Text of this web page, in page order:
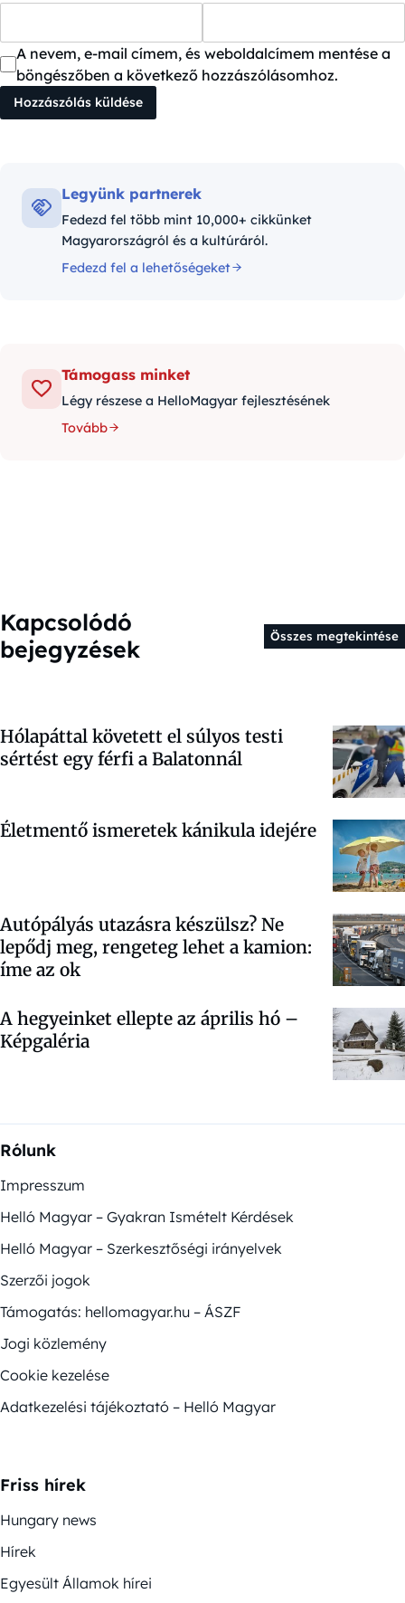
A nevem, e-mail címem, és weboldalcímem mentése a
böngészőben a következő hozzászólásomhoz.
Legyünk partnerek
Fedezd fel több mint 10,000+ cikkünket
Magyarországról és a kultúráról.
Fedezd fel a lehetőségeket
Támogass minket
Légy részese a HelloMagyar fejlesztésének
Tovább
Kapcsolódó
bejegyzések
Összes megtekintése
Hólapáttal követett el súlyos testi
sértést egy férfi a Balatonnál
Életmentő ismeretek kánikula idejére
Autópályás utazásra készülsz? Ne
lepődj meg, rengeteg lehet a kamion:
íme az ok
A hegyeinket ellepte az április hó –
Képgaléria
Rólunk
Impresszum
Helló Magyar – Gyakran Ismételt Kérdések
Helló Magyar – Szerkesztőségi irányelvek
Szerzői jogok
Támogatás: hellomagyar.hu – ÁSZF
Jogi közlemény
Cookie kezelése
Adatkezelési tájékoztató – Helló Magyar
Friss hírek
Hungary news
Hírek
Egyesült Államok hírei